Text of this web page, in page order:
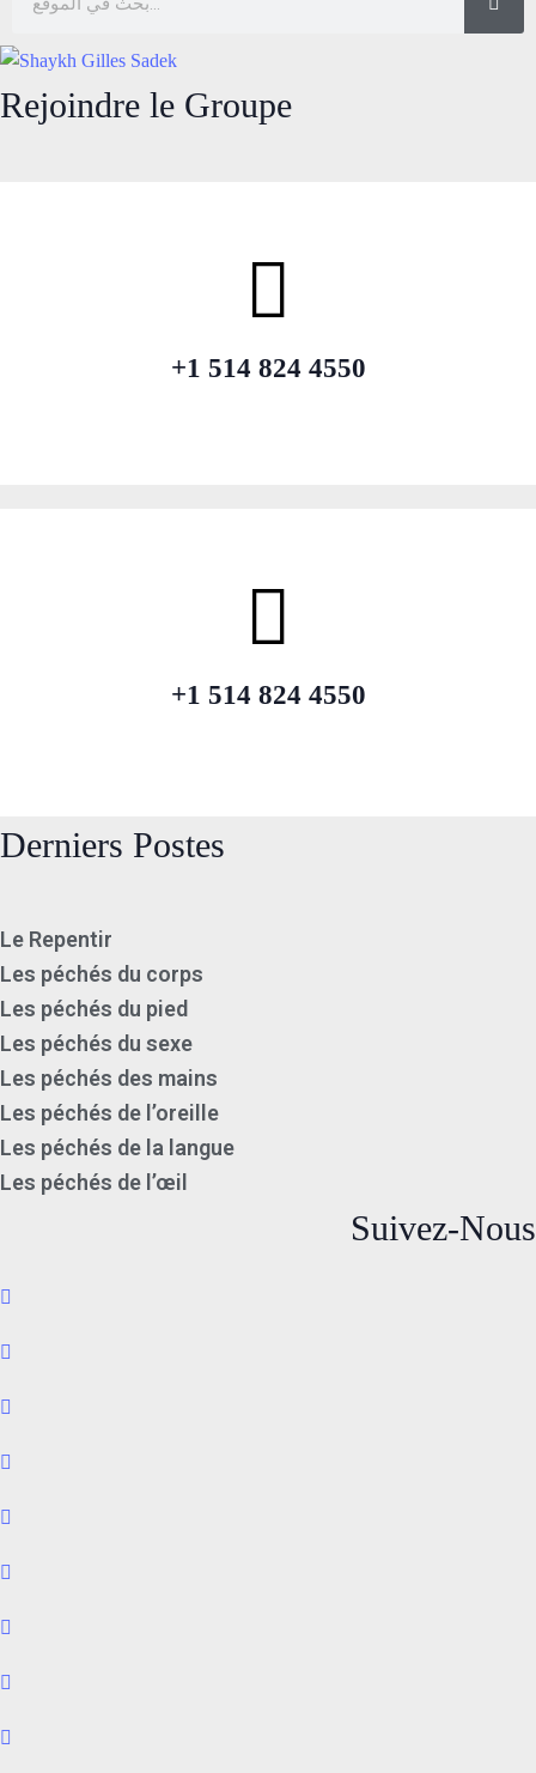
Rejoindre le Groupe
+1 514 824 4550
+1 514 824 4550
Derniers Postes
Le Repentir
Les péchés du corps
Les péchés du pied
Les péchés du sexe
Les péchés des mains
Les péchés de l’oreille
Les péchés de la langue
Les péchés de l’œil
Suivez-Nous